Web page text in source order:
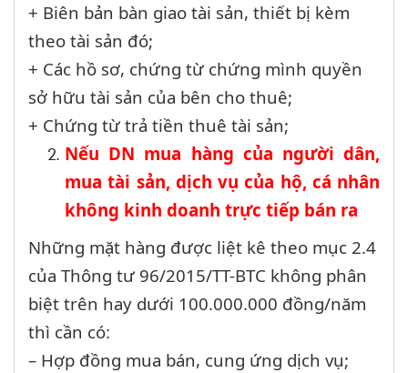
+ Biên bản bàn giao tài sản, thiết bị kèm
theo tài sản đó;
+ Các hồ sơ, chứng từ chứng mình quyền
sở hữu tài sản của bên cho thuê;
+ Chứng từ trả tiền thuê tài sản;
Nếu DN mua hàng của người dân,
mua tài sản, dịch vụ của hộ, cá nhân
không kinh doanh trực tiếp bán ra
Những mặt hàng được liệt kê theo mục 2.4
của Thông tư 96/2015/TT-BTC không phân
biệt trên hay dưới 100.000.000 đồng/năm
thì cần có:
– Hợp đồng mua bán, cung ứng dịch vụ;